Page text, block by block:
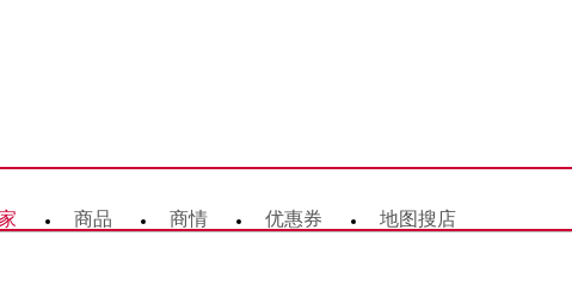
商品 商情 优惠券 地图搜店